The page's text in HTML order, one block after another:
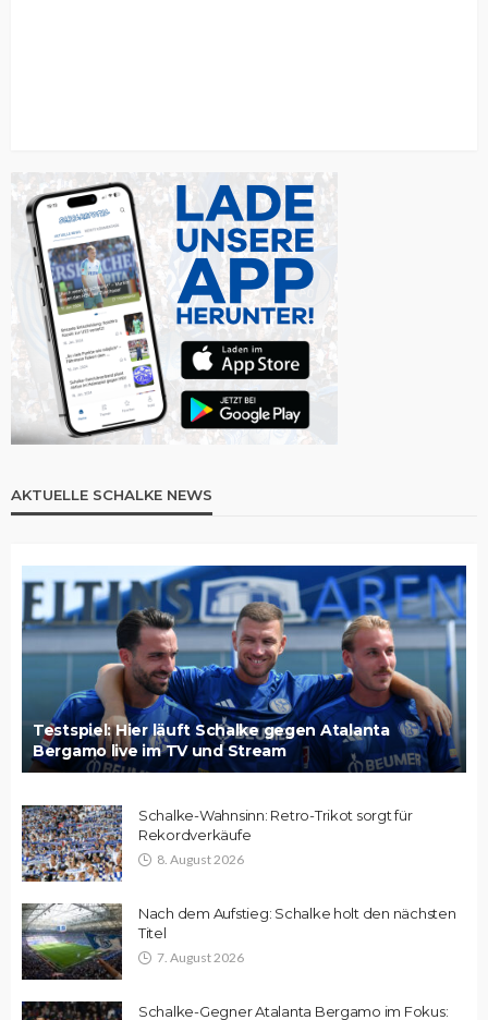
AKTUELLE SCHALKE NEWS
Testspiel: Hier läuft Schalke gegen Atalanta
Bergamo live im TV und Stream
Schalke-Wahnsinn: Retro-Trikot sorgt für
Rekordverkäufe
8. August 2026
Nach dem Aufstieg: Schalke holt den nächsten
Titel
7. August 2026
Schalke-Gegner Atalanta Bergamo im Fokus: